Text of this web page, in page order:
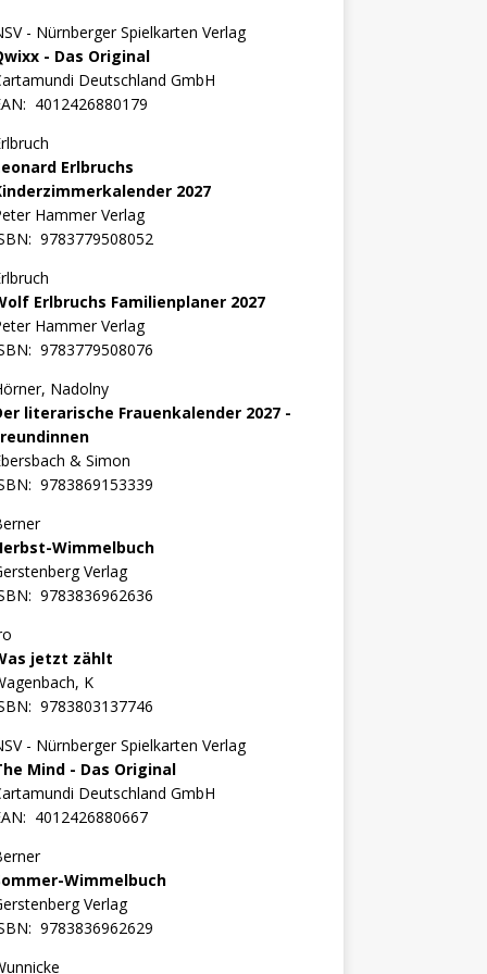
- Nürnberger Spielkarten Verlag
- Das Original
Deutschland GmbH
4012426880179
Erlbruchs
2027
Hammer Verlag
9783779508052
Erlbruchs Familienplaner 2027
Hammer Verlag
9783779508076
Nadolny
literarische Frauenkalender 2027 -
& Simon
9783869153339
Wimmelbuch
Verlag
9783836962636
jetzt zählt
K
9783803137746
- Nürnberger Spielkarten Verlag
Mind - Das Original
Deutschland GmbH
4012426880667
Wimmelbuch
Verlag
9783836962629